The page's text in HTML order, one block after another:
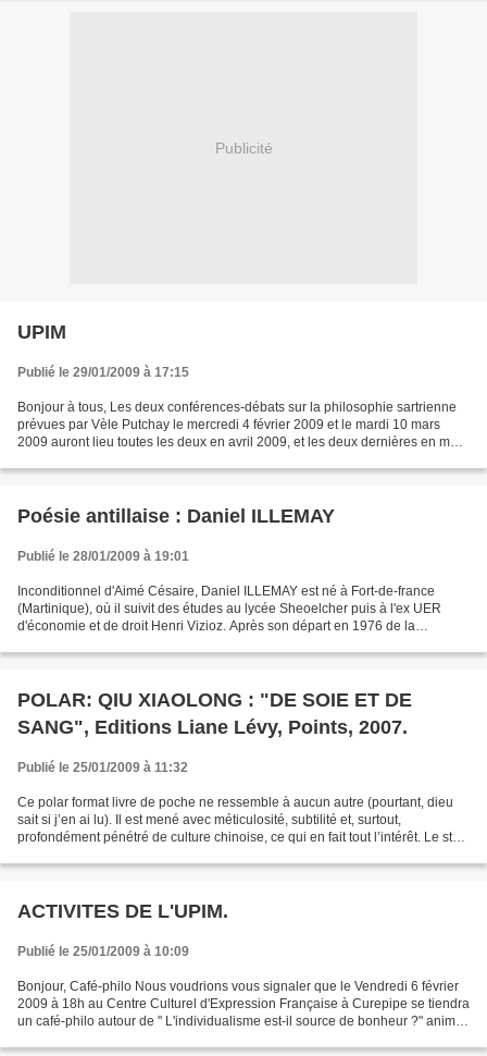
Publicité
UPIM
Publié le 29/01/2009 à 17:15
Bonjour à tous, Les deux conférences-débats sur la philosophie sartrienne
prévues par Vèle Putchay le mercredi 4 février 2009 et le mardi 10 mars
2009 auront lieu toutes les deux en avril 2009, et les deux dernières en mai
Poésie antillaise : Daniel ILLEMAY
Publié le 28/01/2009 à 19:01
Inconditionnel d'Aimé Césaire, Daniel ILLEMAY est né à Fort-de-france
(Martinique), où il suivit des études au lycée Sheoelcher puis à l'ex UER
d'économie et de droit Henri Vizioz. Après son départ en 1976 de la
POLAR: QIU XIAOLONG : "DE SOIE ET DE
SANG", Editions Liane Lévy, Points, 2007.
Publié le 25/01/2009 à 11:32
Ce polar format livre de poche ne ressemble à aucun autre (pourtant, dieu
sait si j’en ai lu). Il est mené avec méticulosité, subtilité et, surtout,
profondément pénétré de culture chinoise, ce qui en fait tout l’intérêt. Le style
ACTIVITES DE L'UPIM.
Publié le 25/01/2009 à 10:09
Bonjour, Café-philo Nous voudrions vous signaler que le Vendredi 6 février
2009 à 18h au Centre Culturel d'Expression Française à Curepipe se tiendra
un café-philo autour de " L'individualisme est-il source de bonheur ?" animé